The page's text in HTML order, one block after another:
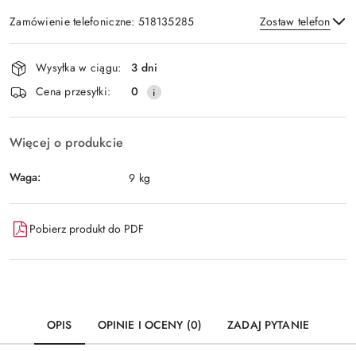
Zamówienie telefoniczne: 518135285 Zostaw telefon
Wyślij
Dostępność
i
dostawa
Wysyłka w ciągu:
3 dni
Cena przesyłki:
0
Więcej o produkcie
Waga: 9 kg
Pobierz produkt do PDF
OPIS OPINIE I OCENY (0) ZADAJ PYTANIE